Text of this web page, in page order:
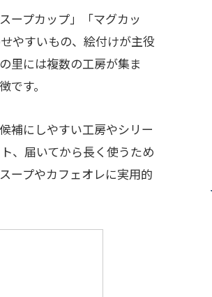
ープカップ」「マグカッ
やすいもの、絵付けが主役
里には複数の工房が集ま
す。
補にしやすい工房やシリー
、届いてから長く使うため
ープやカフェオレに実用的